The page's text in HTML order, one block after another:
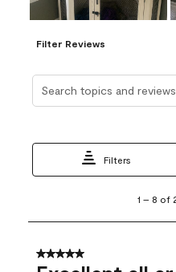
Filter Reviews
Filters
8
24
Reviews
1 – 8 of
5 out of 5 stars.